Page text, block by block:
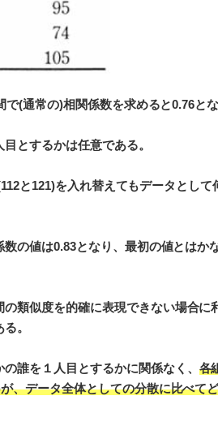
(通常の)相関係数を求めると0.76とな
とするかは任意である。
と121)を入れ替えてもデータとして
の値は0.83となり、最初の値とはか
類似度を的確に表現できない場合に
。
誰を１人目とするかに関係なく、 各
、データ全体としての分散に比べて